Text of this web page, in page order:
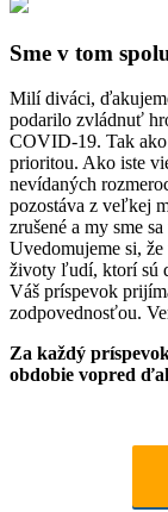
Sme v tom
Milí diváci,
podarilo zvládnuť
COVID-19. Tak ako
prioritou. Ako iste
nevídaných
pozostáva z veľkej
zrušené a my sme
Uvedomujeme si, že
životy ľudí, ktorí sú
Váš príspevok
zodpovednosťou.
Za každý
obdobie vopred